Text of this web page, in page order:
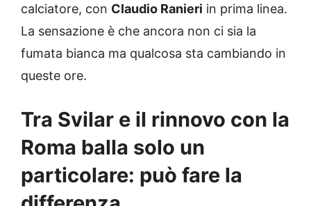
calciatore, con Claudio Ranieri in prima linea.
La sensazione è che ancora non ci sia la
fumata bianca ma qualcosa sta cambiando in
queste ore.
Tra Svilar e il rinnovo con la
Roma balla solo un
particolare: può fare la